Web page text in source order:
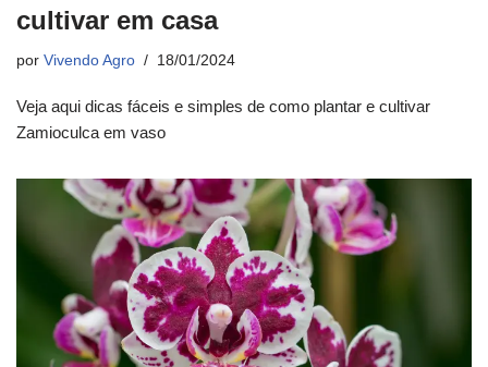
cultivar em casa
por Vivendo Agro 18/01/2024
Veja aqui dicas fáceis e simples de como plantar e cultivar
Zamioculca em vaso